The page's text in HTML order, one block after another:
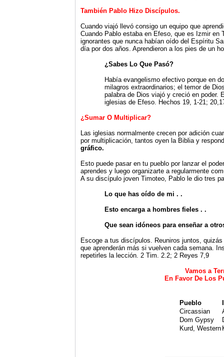
También Pablo Hizo Discípulos.
Cuando viajó llevó consigo un equipo que
Cuando Pablo estaba en Efeso, que es Izmir en
ignorantes que nunca habían oído del Espíritu
día por dos años. Aprendieron a los pies de un
¿Sabes Lo Que Pasó?
Había evangelismo efectivo porque en
milagros extraordinarios; el temor de
palabra de Dios viajó y creció en poder.
iglesias de Efeso. Hechos 19, 1-21;
¿Sumar O Multiplicar?
Las iglesias normalmente crecen por adición
por multiplicación, tantos oyen la Biblia y
gráfico.
Esto puede pasar en tu pueblo por lanzar el
aprendes y luego organizarte a regularmente
A su discípulo joven Timoteo, Pablo le dio tres
Lo que has oído de mi . .
Esto encarga a hombres fieles . .
Que sean idóneos para enseñar a
Escoge a tus discípulos. Reuniros juntos,
que aprenderán más si vuelven cada semana.
repetirles la lección. 2 Tim. 2.2; 2 Reyes 7,9
Vamos a
En Favor De Los
Pueblo
Circassian
Dom Gypsy
Kurd, Western